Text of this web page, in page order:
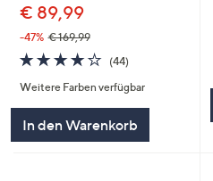
€ 89,99
-47% € 169,99
4.0
von
5
(44)
Weitere Farben verfügbar
In den Warenkorb